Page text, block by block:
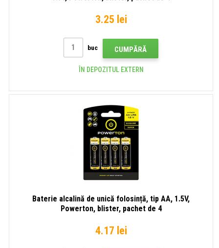
3.25 lei
buc CUMPĂRĂ
ÎN DEPOZITUL EXTERN
Baterie alcalină de unică folosință, tip AA, 1.5V,
Powerton, blister, pachet de 4
4.17 lei